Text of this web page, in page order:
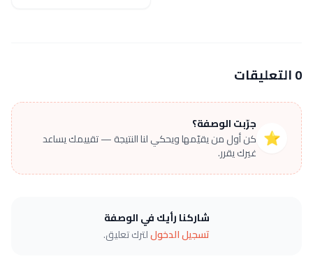
0 التعليقات
⭐
جرّبت الوصفة؟
كن أول من يقيّمها ويحكي لنا النتيجة — تقييمك يساعد
غيرك يقرر.
شاركنا رأيك في الوصفة
تسجيل الدخوللترك تعليق.